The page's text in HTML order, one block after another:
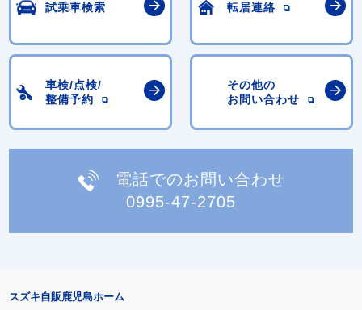
試乗車検索 転居連絡
車検/点検/
整備予約
その他の
お問い合わせ
電話でのお問い合わせ
0995-47-2705
スズキ自販鹿児島ホーム